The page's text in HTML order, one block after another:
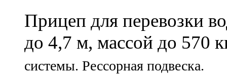
Прицеп для перевозки
до 4,7 м, массой до 570
системы. Рессорная подвеска.